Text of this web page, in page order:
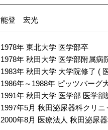
能登 宏光
1978年 東北大学 医学部卒
1978年 秋田大学 医学部附属病
1983年 秋田大学 大学院修了 (
1986年～1988年 ピッツバーグ
1991年 秋田大学 医学部 医学部
1997年5月 秋田泌尿器科クリニ
2000年8月 医療法人 秋田泌尿